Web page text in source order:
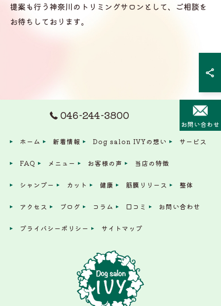
提案も行う神奈川のトリミングサロンとして、ご相談を
お待ちしております。
046-244-3800
お問い合わせ
ホーム
新着情報 Dog salon IVYの想い サービス
FAQ メニュー お客様の声 当店の特徴
シャンプー カット 健康 筋膜リリース 整体
アクセス ブログ コラム 口コミ お問い合わせ
プライバシーポリシー サイトマップ